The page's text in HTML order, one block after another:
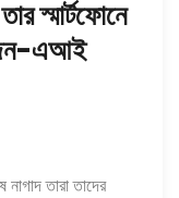
স্মার্টফোনে
এআই
তারা তাদের